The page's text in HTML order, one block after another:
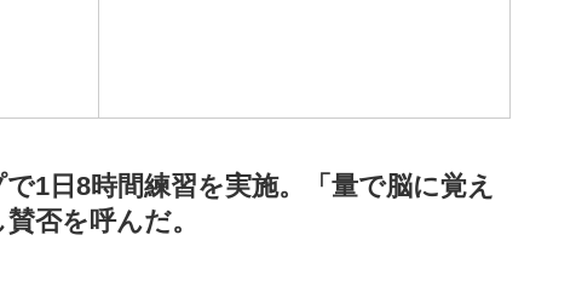
1日8時間練習を実施。「量で脳に覚え
否を呼んだ。